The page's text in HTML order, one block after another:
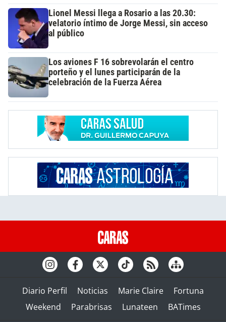
Lionel Messi llega a Rosario a las 20.30:
velatorio íntimo de Jorge Messi, sin acceso
al público
Los aviones F 16 sobrevolarán el centro
porteño y el lunes participarán de la
celebración de la Fuerza Aérea
Diario Perfil Noticias Marie Claire
Fortuna
Weekend
Parabrisas Lunateen BATimes